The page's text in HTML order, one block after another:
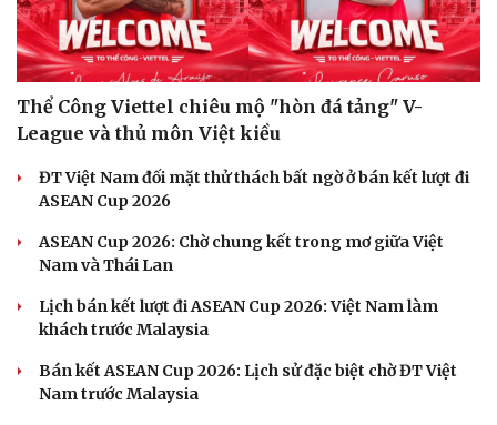
Thể Công Viettel chiêu mộ "hòn đá tảng" V-
League và thủ môn Việt kiều
ĐT Việt Nam đối mặt thử thách bất ngờ ở bán kết lượt đi
ASEAN Cup 2026
ASEAN Cup 2026: Chờ chung kết trong mơ giữa Việt
Nam và Thái Lan
Lịch bán kết lượt đi ASEAN Cup 2026: Việt Nam làm
khách trước Malaysia
Bán kết ASEAN Cup 2026: Lịch sử đặc biệt chờ ĐT Việt
Nam trước Malaysia